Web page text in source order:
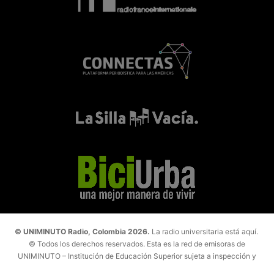
© UNIMINUTO Radio, Colombia 2026. La radio universitaria está aquí.
© Todos los derechos reservados. Esta es la red de emisoras de
UNIMINUTO – Institución de Educación Superior sujeta a inspección y